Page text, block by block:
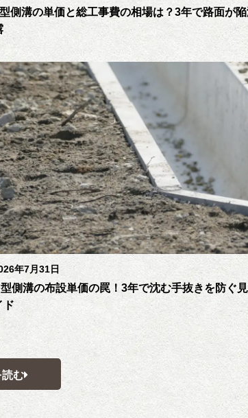
側溝の単価と総工事費の相場は？3年で路面が
年7月31日
側溝の布設単価の罠！3年で沈む手抜きを防ぐ
ド
む